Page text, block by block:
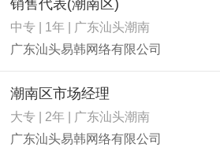
销售代表(潮南区)
中专 | 1年 | 广东汕头潮南
广东汕头易韩网络有限公司
潮南区市场经理
大专 | 2年 | 广东汕头潮南
广东汕头易韩网络有限公司